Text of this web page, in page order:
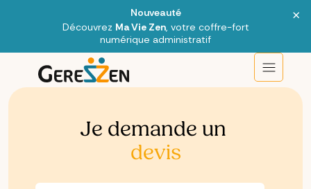
Je demande un
devis
×
Nouveauté
Découvrez Ma Vie Zen, votre coffre-fort
numérique administratif